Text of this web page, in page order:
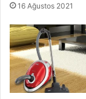
16 Ağustos 2021